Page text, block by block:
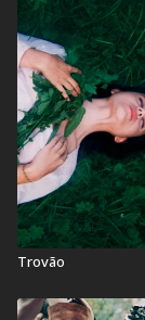
Contém:
Título Original:
Duração:90
Ano de
País:Suíça,
Trovão